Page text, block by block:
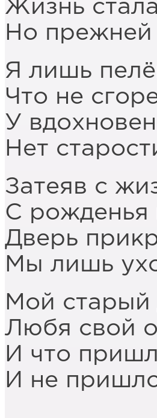
Жизнь
Но прежней
Я лишь
Что не
У
Нет
Затеяв с
С рожденья
Дверь
Мы лишь
Мой старый
Любя свой
И что
И не